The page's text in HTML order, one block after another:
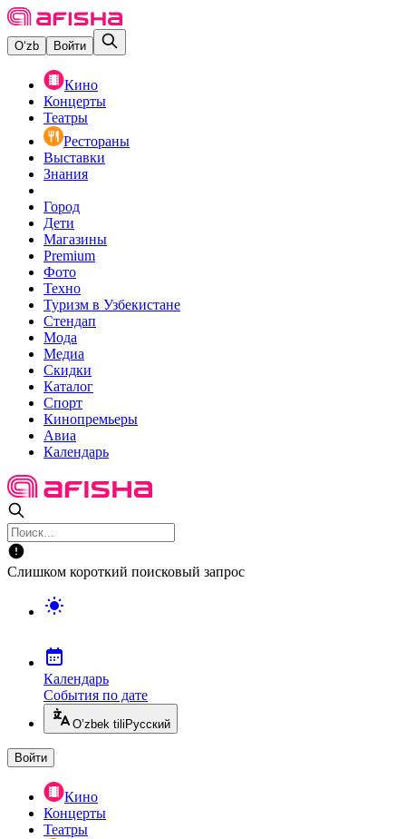
O‘zb Войти
Кино
Концерты
Театры
Рестораны
Выставки
Знания
Город
Дети
Магазины
Premium
Фото
Техно
Туризм в Узбекистане
Стендап
Мода
Медиа
Скидки
Каталог
Спорт
Кинопремьеры
Авиа
Календарь
Слишком короткий поисковый запрос
Календарь
События по дате
O’zbek tili Русский
Войти
Кино
Концерты
Театры